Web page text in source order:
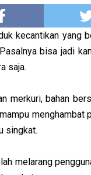
kecantikan yang
bisa jadi
saja.
merkuri, bahan
singkat.
melarang